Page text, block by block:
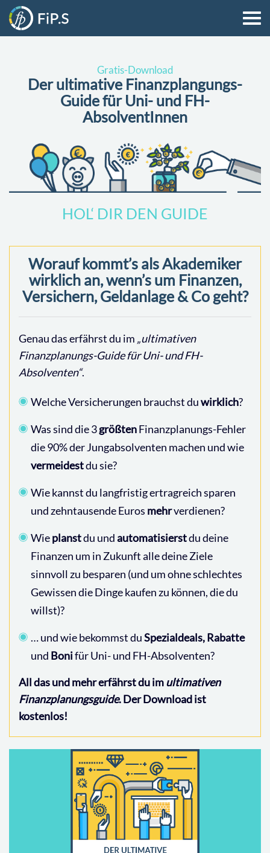
Gratis-Download
Der ultimative Finanzplangungs-
Guide für Uni- und FH-
AbsolventInnen
HOL‘ DIR DEN GUIDE
Worauf kommt’s als Akademiker
wirklich an, wenn’s um Finanzen,
Versichern, Geldanlage & Co geht?
Genau das erfährst du im „ultimativen
Finanzplanungs-Guide für Uni- und FH-
Absolventen“.
Welche Versicherungen brauchst duwirklich?
Was sind die 3größtenFinanzplanungs-Fehler
die 90% der Jungabsolventen machen und wie
vermeidestdu sie?
Wie kannst du langfristig ertragreich sparen
und zehntausende Euros mehrverdienen?
Wieplanstdu undautomatisierstdu deine
Finanzen um in Zukunft alle deine Ziele
sinnvoll zu besparen (und um ohne schlechtes
Gewissen die Dinge kaufen zu können, die du
willst)?
… und wie bekommst duSpezialdeals, Rabatte
und Bonifür Uni- und FH-Absolventen?
All das und mehr erfährst du imultimativen
Finanzplanungsguide. Der Download ist
kostenlos!